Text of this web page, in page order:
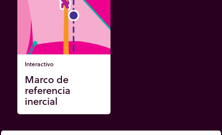
Interactivo
Marco de
referencia
inercial